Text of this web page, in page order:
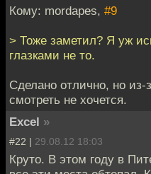
Кому: mordapes, #9
> Тоже заметил? Я уж
глазками не то.
Сделано отлично, но из-
смотреть не хочется.
Excel »
#22 | 29.08.12 18:03
Круто. В этом году в